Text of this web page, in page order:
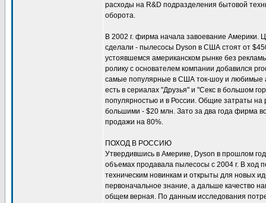
расходы на R&D подразделения бытовой
оборота.
В 2002 г. фирма начала завоевание Америки.
сделали - пылесосы Dyson в США стоят от
устоявшемся американском рынке без
ролику с основателем компании добавился
самые популярные в США ток-шоу и любимые
есть в сериалах "Друзья" и "Секс в большом
популярностью и в России. Общие затраты
большими - $20 млн. Зато за два года фирма
продажи на 80%.
ПОХОД В РОССИЮ
Утвердившись в Америке, Dyson в прошлом
объемах продавала пылесосы с 2004 г. В ход
техническим новинкам и открыты для новых
первоначальное знание, а дальше качество
общем верная. По данным исследования